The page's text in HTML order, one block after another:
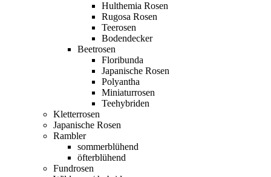
Hulthemia Rosen
Rugosa Rosen
Teerosen
Bodendecker
Beetrosen
Floribunda
Japanische Rosen
Polyantha
Miniaturrosen
Teehybriden
Kletterrosen
Japanische Rosen
Rambler
sommerblühend
öfterblühend
Fundrosen